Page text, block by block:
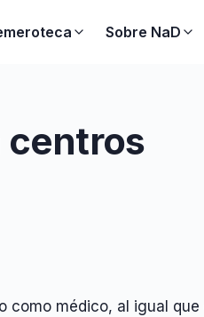
Sobre NaD
centros
como médico, al igual